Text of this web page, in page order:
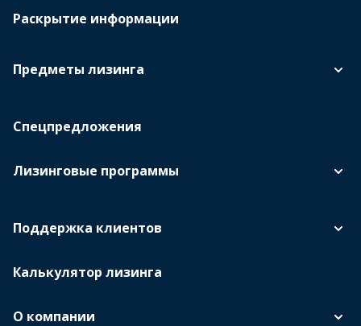
Предметы лизинга
Спецпредложения
Лизинговые программы
Поддержка клиентов
Калькулятор лизинга
О компании
Раскрытие информации